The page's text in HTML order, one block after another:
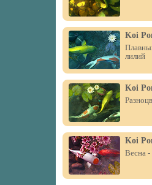
Koi
лилий
Koi
Koi
Весна -